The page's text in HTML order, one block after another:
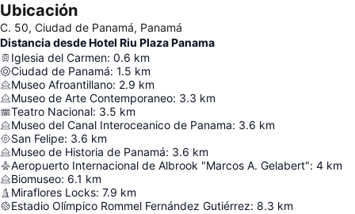
Ubicación
C. 50, Ciudad de Panamá, Panamá
Distancia desde Hotel Riu Plaza Panama
Iglesia del Carmen: 0.6 km
Ciudad de Panamá: 1.5 km
Museo Afroantillano: 2.9 km
Museo de Arte Contemporaneo: 3.3 km
Teatro Nacional: 3.5 km
Museo del Canal Interoceanico de Panama: 3.6 km
San Felipe: 3.6 km
Museo de Historia de Panamá: 3.6 km
Aeropuerto Internacional de Albrook "Marcos A. Gelabert": 4 km
Biomuseo: 6.1 km
Miraflores Locks: 7.9 km
Estadio Olímpico Rommel Fernández Gutiérrez: 8.3 km